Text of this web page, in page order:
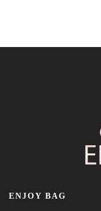
ENJOY BAG